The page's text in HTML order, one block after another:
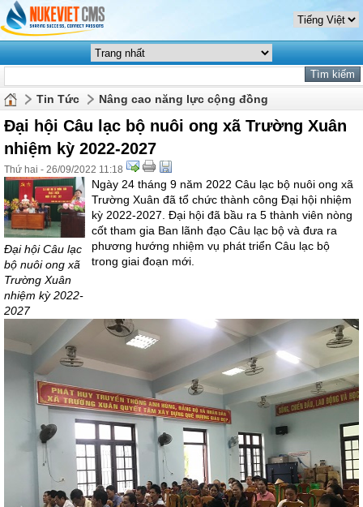
Tin Tức Nâng cao năng lực cộng đồng
Đại hội Câu lạc bộ nuôi ong xã Trường Xuân
nhiệm kỳ 2022-2027
Thứ hai - 26/09/2022 11:18
Đại hội Câu lạc
bộ nuôi ong xã
Trường Xuân
nhiệm kỳ 2022-
2027
Ngày 24 tháng 9 năm 2022 Câu lạc bộ nuôi ong xã
Trường Xuân đã tổ chức thành công Đại hội nhiệm
kỳ 2022-2027. Đại hội đã bầu ra 5 thành viên nòng
cốt tham gia Ban lãnh đạo Câu lạc bộ và đưa ra
phương hướng nhiệm vụ phát triển Câu lạc bộ
trong giai đoạn mới.